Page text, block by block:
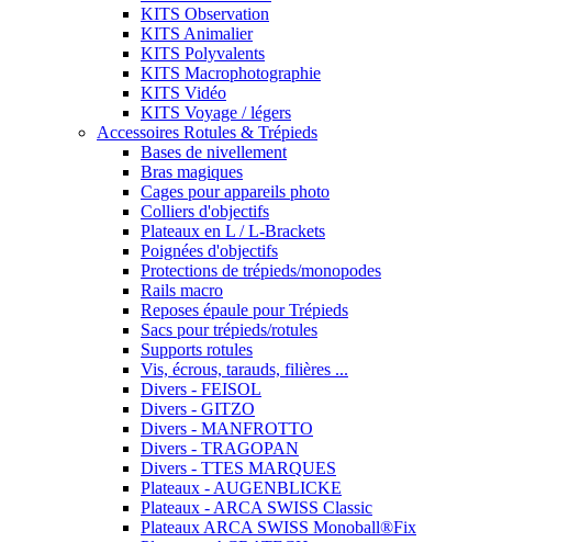
KITS Observation
KITS Animalier
KITS Polyvalents
KITS Macrophotographie
KITS Vidéo
KITS Voyage / légers
Accessoires Rotules & Trépieds
Bases de nivellement
Bras magiques
Cages pour appareils photo
Colliers d'objectifs
Plateaux en L / L-Brackets
Poignées d'objectifs
Protections de trépieds/monopodes
Rails macro
Reposes épaule pour Trépieds
Sacs pour trépieds/rotules
Supports rotules
Vis, écrous, tarauds, filières ...
Divers - FEISOL
Divers - GITZO
Divers - MANFROTTO
Divers - TRAGOPAN
Divers - TTES MARQUES
Plateaux - AUGENBLICKE
Plateaux - ARCA SWISS Classic
Plateaux ARCA SWISS Monoball®Fix